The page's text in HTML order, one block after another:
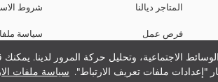
الاجتماعية، وتحليل حركة المرور لدينا.
"إعدادات ملفات تعريف الارتباط". سياسة ملفات
المتاجر ديالنا
فرص عمل
دعم الشركات
شروط
سياسة